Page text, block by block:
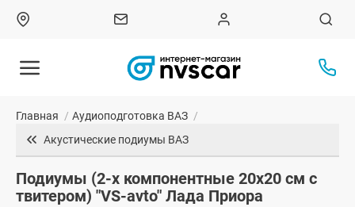
Главная / Аудиоподготовка ВАЗ /
Акустические подиумы ВАЗ
Подиумы (2-х компонентные 20x20 см с
твитером) "VS-avto" Лада Приора